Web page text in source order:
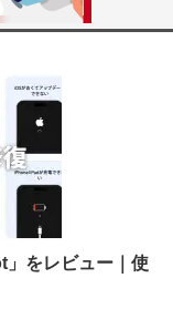
をレビュー｜使